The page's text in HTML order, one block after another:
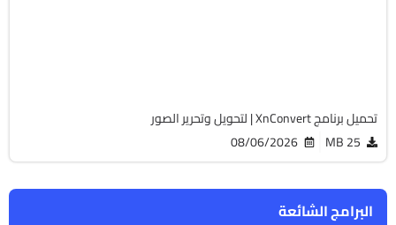
البرامج الشائعة
تحميل برنامج XnConvert | لتحويل وتحرير الصور
25 MB
08/06/2026